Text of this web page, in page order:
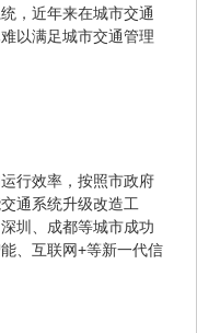
，近年来在城市交通
以满足城市交通管理
行效率，按照市政府
通系统升级改造工
圳、成都等城市成功
、互联网+等新一代信